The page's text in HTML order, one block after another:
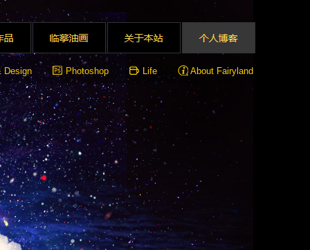
Design Photoshop Life About Fairyland